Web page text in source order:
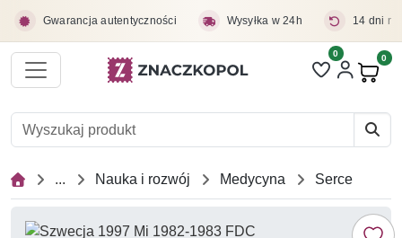
Gwarancja autentyczności Wysyłka w 24h 14 dni
Liczba pozycji
0 0
... Nauka i rozwój Medycyna Serce